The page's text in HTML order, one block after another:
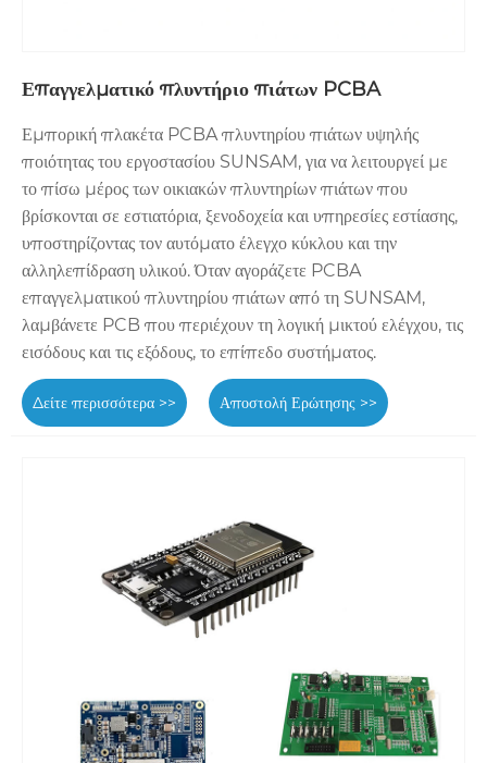
Επαγγελματικό πλυντήριο πιάτων PCBA
Εμπορική πλακέτα PCBA πλυντηρίου πιάτων υψηλής
ποιότητας του εργοστασίου SUNSAM, για να λειτουργεί με
το πίσω μέρος των οικιακών πλυντηρίων πιάτων που
βρίσκονται σε εστιατόρια, ξενοδοχεία και υπηρεσίες εστίασης,
υποστηρίζοντας τον αυτόματο έλεγχο κύκλου και την
αλληλεπίδραση υλικού. Όταν αγοράζετε PCBA
επαγγελματικού πλυντηρίου πιάτων από τη SUNSAM,
λαμβάνετε PCB που περιέχουν τη λογική μικτού ελέγχου, τις
εισόδους και τις εξόδους, το επίπεδο συστήματος.
Δείτε περισσότερα >> Αποστολή Ερώτησης >>